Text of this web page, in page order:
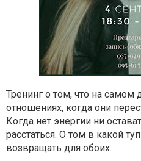
Тренинг о том, что на самом
отношениях, когда они
Когда нет энергии ни
расстаться. О том в какой
возвращать для обоих.